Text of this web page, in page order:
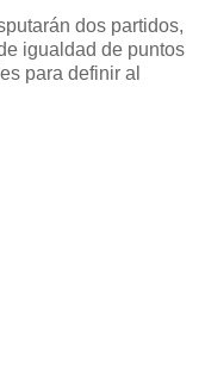
dos partidos,
igualdad de puntos
para definir al